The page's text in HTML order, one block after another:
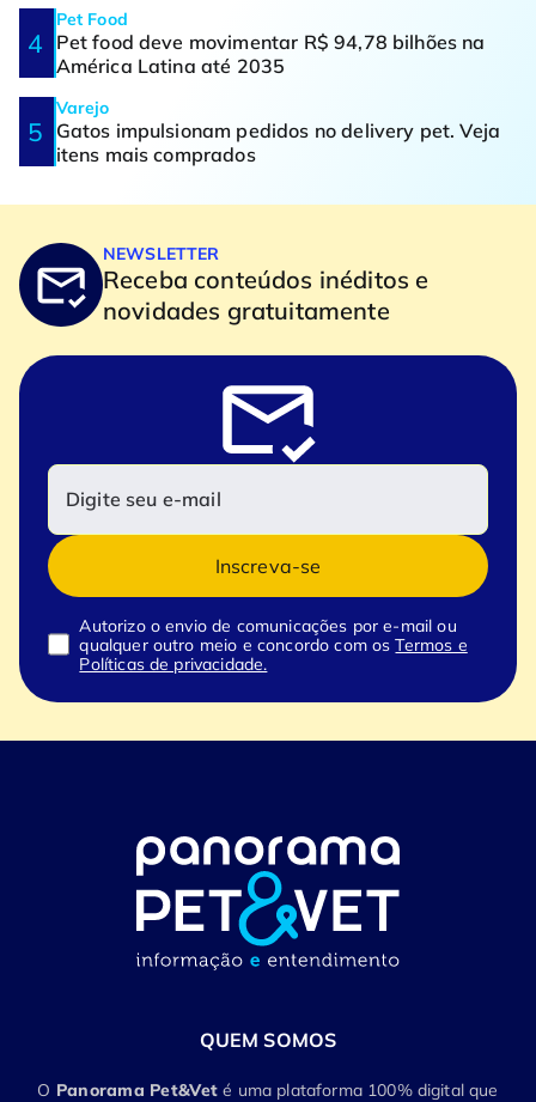
Pet Food
Pet food deve movimentar R$ 94,78 bilhões na
América Latina até 2035
Varejo
Gatos impulsionam pedidos no delivery pet. Veja
itens mais comprados
NEWSLETTER
Receba conteúdos inéditos e
novidades gratuitamente
Inscreva-se
Autorizo o envio de comunicações por e-mail ou
qualquer outro meio e concordo com osTermos e
Políticas de privacidade.
QUEM SOMOS
O Panorama Pet&Vet é uma plataforma 100% digital que